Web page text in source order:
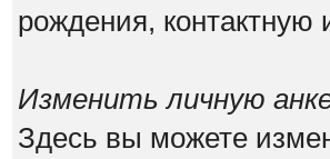
рождения,
Изменить личную
Здесь вы можете